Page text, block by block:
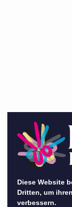
Aktion
Diese Website
Dritten, um
verbessern.